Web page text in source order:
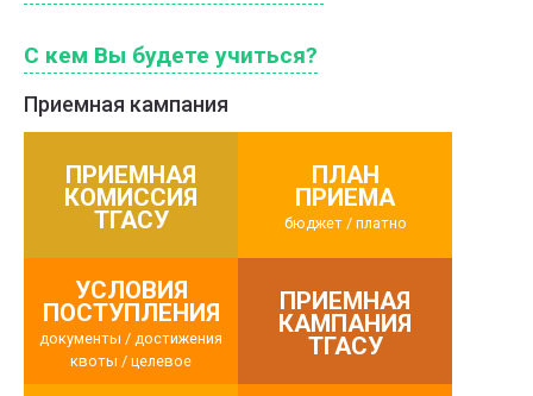
С кем Вы будете учиться?
Приемная кампания
ПРИЕМНАЯ
КОМИССИЯ
ТГАСУ
ПЛАН
ПРИЕМА
бюджет / платно
УСЛОВИЯ
ПОСТУПЛЕНИЯ
документы / достижения
квоты / целевое
ПРИЕМНАЯ
КАМПАНИЯ
ТГАСУ